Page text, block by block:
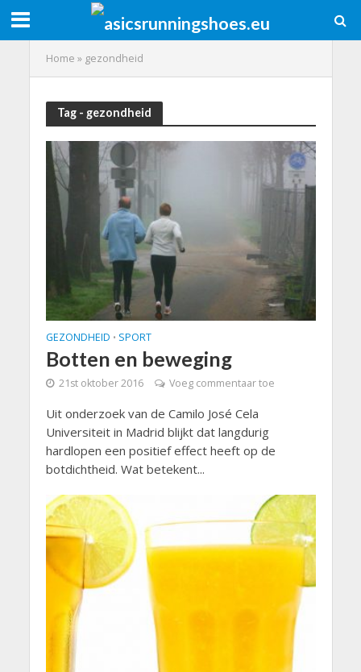
Home » gezondheid
Tag - gezondheid
GEZONDHEID • SPORT
Botten en beweging
21st oktober 2016 Voeg commentaar toe
Uit onderzoek van de Camilo José Cela
Universiteit in Madrid blijkt dat langdurig
hardlopen een positief effect heeft op de
botdichtheid. Wat betekent...